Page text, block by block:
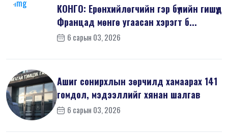
КОНГО: Ерөнхийлөгчийн гэр бүлийн гишүүд
Францад мөнгө угаасан хэрэгт б...
6 сарын 03, 2026
Ашиг сонирхлын зөрчилд хамаарах 141
гомдол, мэдээллийг хянан шалгав
6 сарын 03, 2026